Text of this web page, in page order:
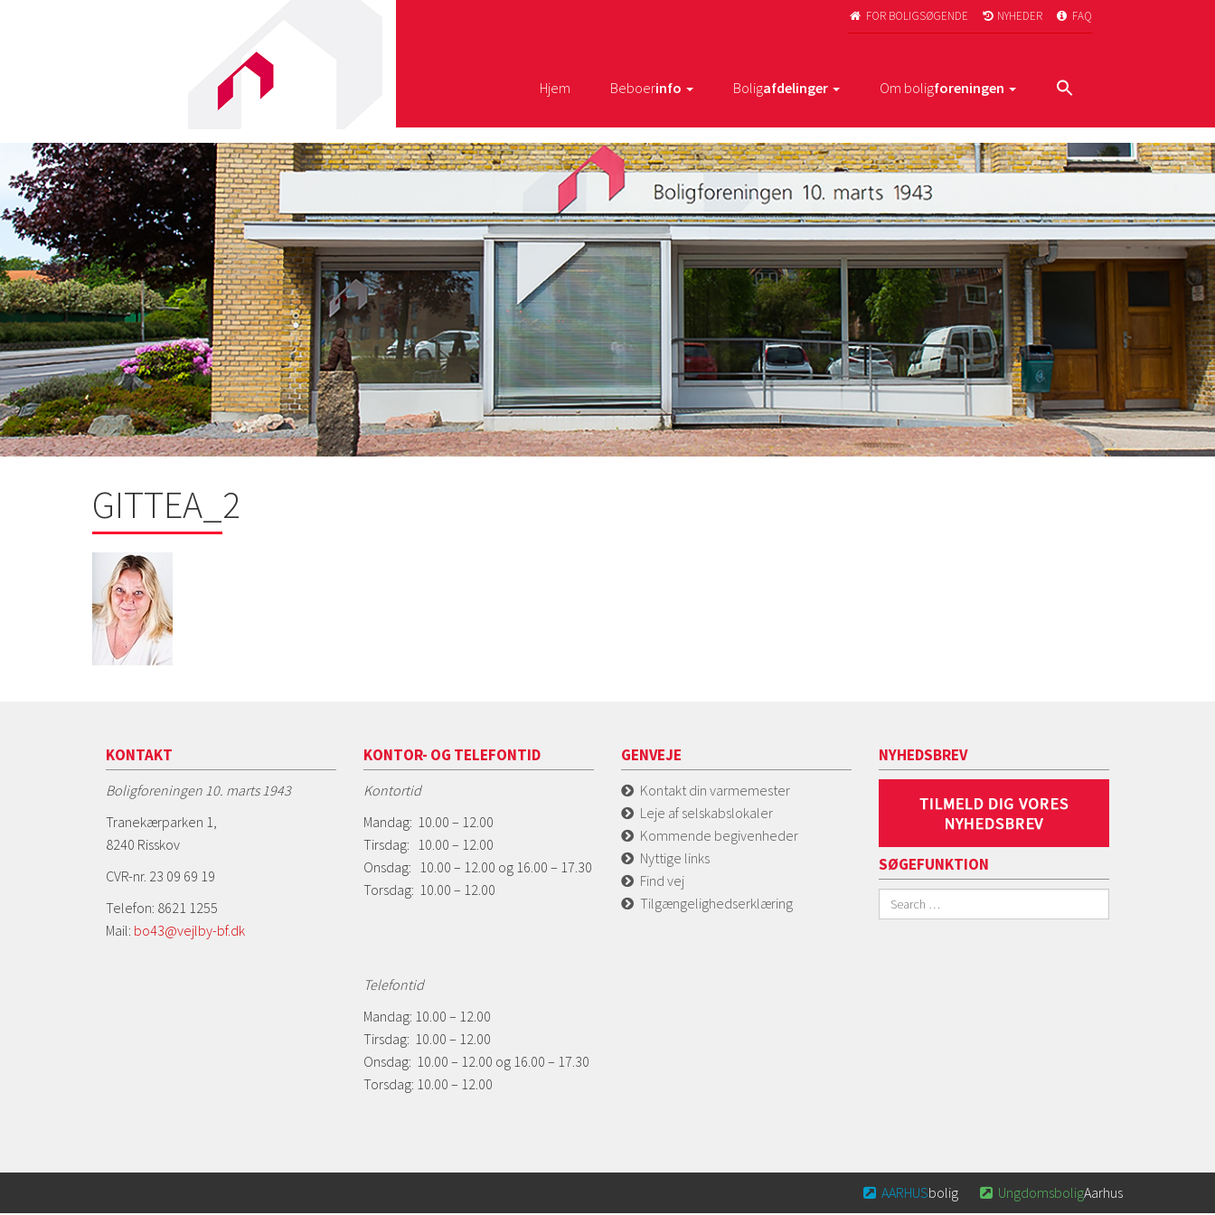
 FOR BOLIGSØGENDE  NYHEDER  FAQ
Hjem Beboerinfo Boligafdelinger Om boligforeningen
GITTEA_2
KONTAKT
Boligforeningen 10. marts 1943
Tranekærparken 1,
8240 Risskov
CVR-nr. 23 09 69 19
Telefon: 8621 1255
Mail: bo43@vejlby-bf.dk
KONTOR- OG TELEFONTID
Kontortid
Mandag: 10.00 – 12.00
Tirsdag: 10.00 – 12.00
Onsdag: 10.00 – 12.00 og 16.00 – 17.30
Torsdag: 10.00 – 12.00
Telefontid
Mandag: 10.00 – 12.00
Tirsdag: 10.00 – 12.00
Onsdag: 10.00 – 12.00 og 16.00 – 17.30
Torsdag: 10.00 – 12.00
GENVEJE
Kontakt din varmemester
Leje af selskabslokaler
Kommende begivenheder
Nyttige links
Find vej
Tilgængelighedserklæring
NYHEDSBREV
SØGEFUNKTION
 UngdomsboligAarhus
 AARHUSbolig